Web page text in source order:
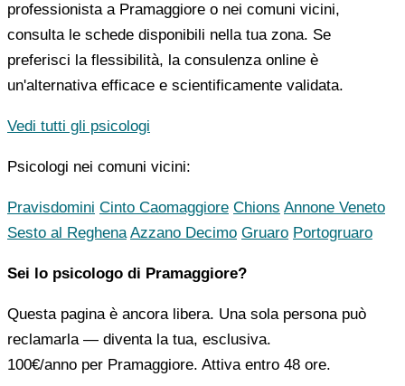
professionista a Pramaggiore o nei comuni vicini,
consulta le schede disponibili nella tua zona. Se
preferisci la flessibilità, la consulenza online è
un'alternativa efficace e scientificamente validata.
Vedi tutti gli psicologi
Psicologi nei comuni vicini:
Pravisdomini Cinto Caomaggiore Chions Annone Veneto
Sesto al Reghena Azzano Decimo Gruaro Portogruaro
Sei lo psicologo di Pramaggiore?
Questa pagina è ancora libera. Una sola persona può
reclamarla — diventa la tua, esclusiva.
100€/anno per Pramaggiore. Attiva entro 48 ore.